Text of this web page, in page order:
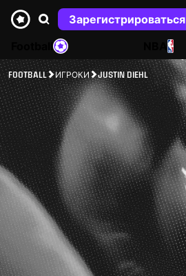
Зарегистрироваться
NBA
FOOTBALL ИГРОКИ JUSTIN DIEHL